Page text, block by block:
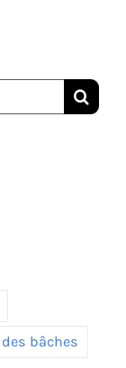
bâches